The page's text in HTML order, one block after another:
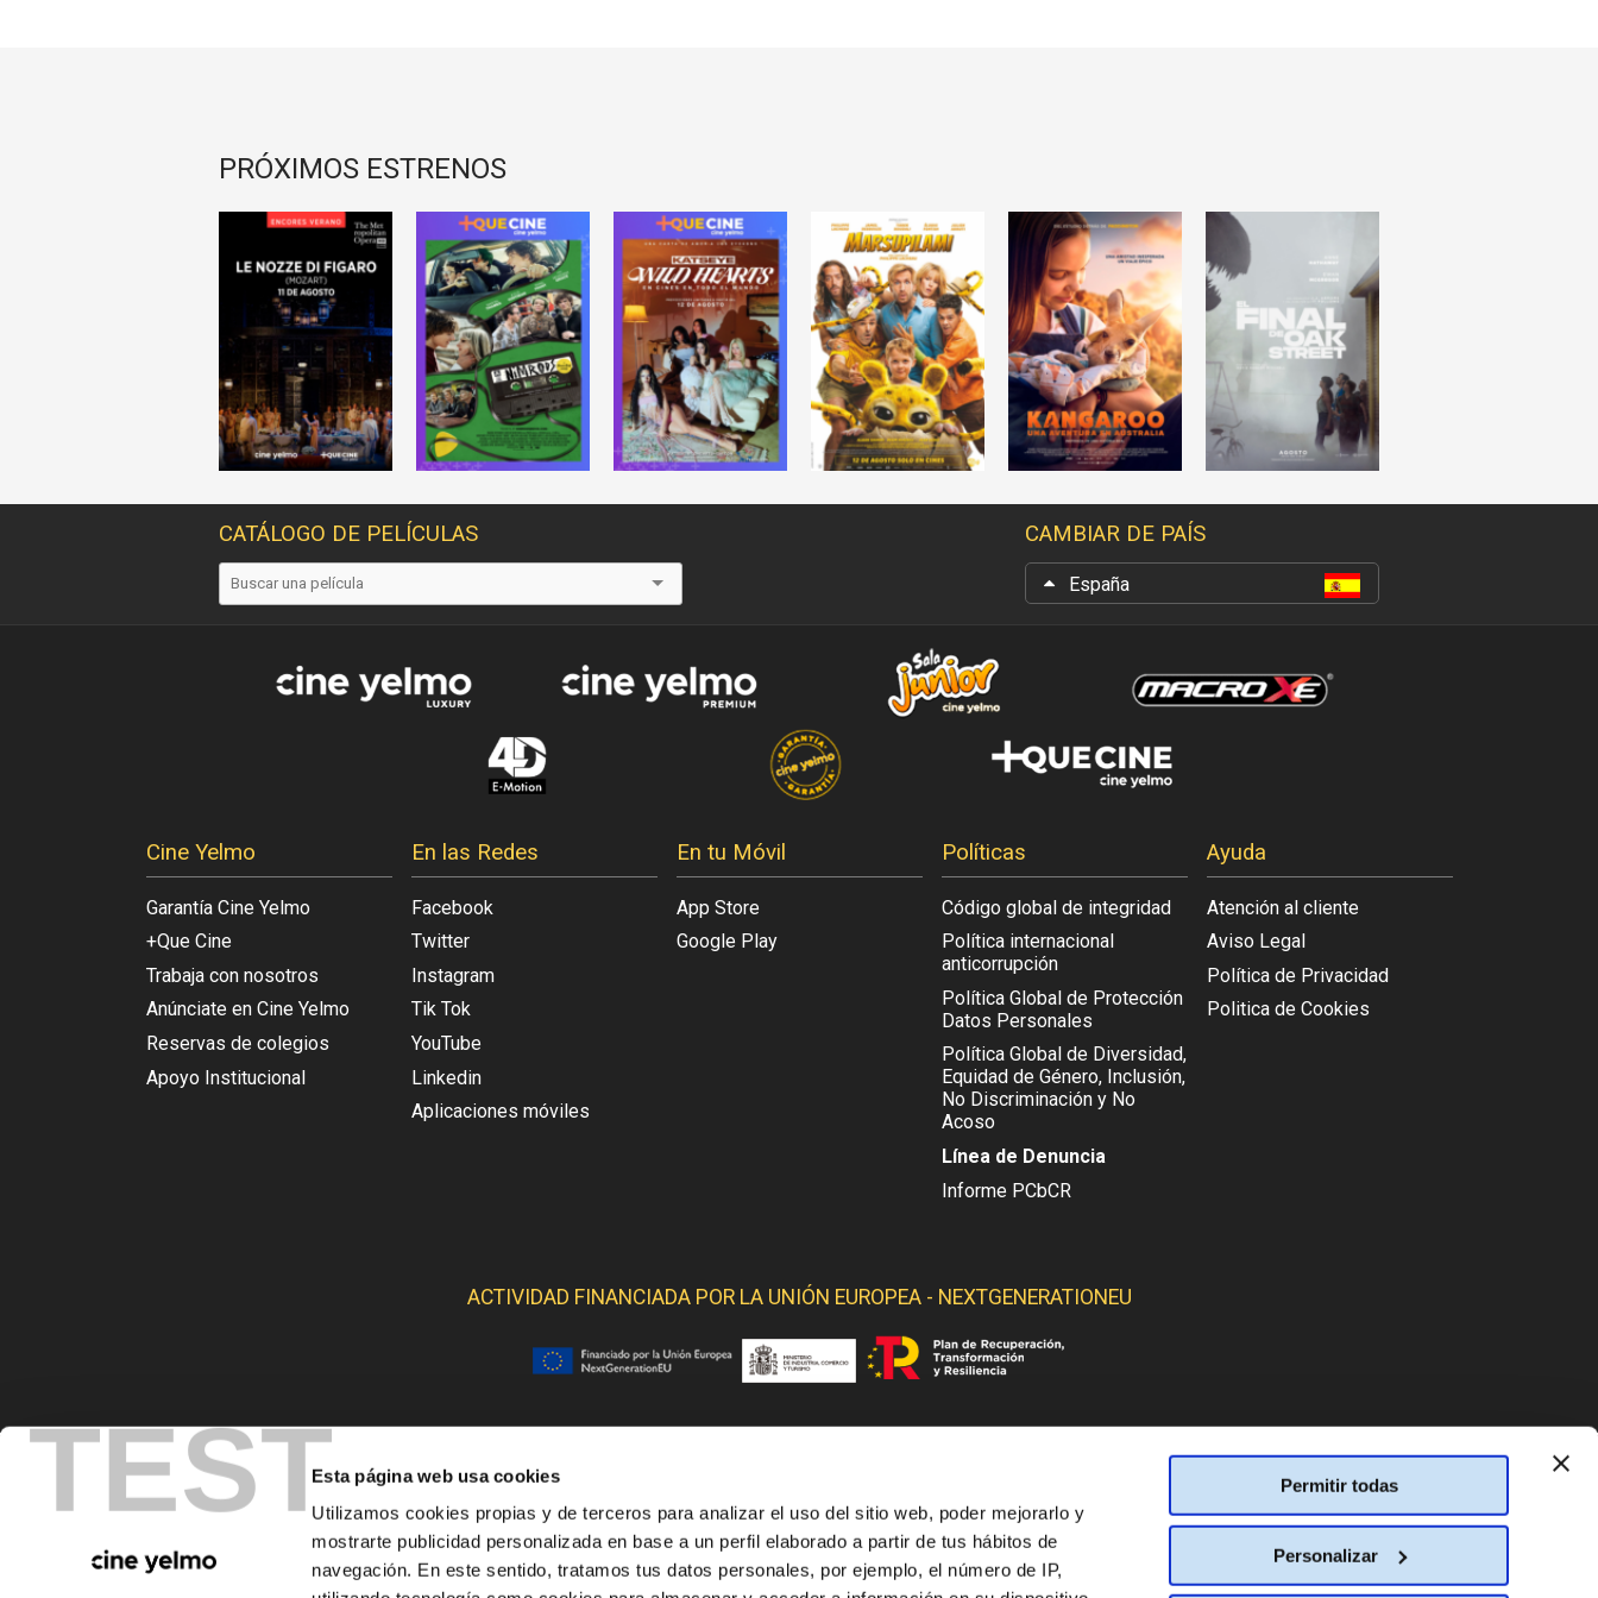
TESTEsta página web usa cookies
Utilizamos cookies propias y de terceros para analizar el uso del sitio web, poder mejorarlo y
mostrarte publicidad personalizada en base a un perfil elaborado a partir de tus hábitos de
navegación. En este sentido, tratamos tus datos personales, por ejemplo, el número de IP,
Permitir todas
Personalizar
PRÓXIMOS ESTRENOS
CATÁLOGO DE PELÍCULAS CAMBIAR DE PAÍS
España
Cine Yelmo
Garantía Cine Yelmo
+Que Cine
Trabaja con nosotros
Anúnciate en Cine Yelmo
Reservas de colegios
Apoyo Institucional
En las Redes
Facebook
Twitter
Instagram
Tik Tok
YouTube
Linkedin
Aplicaciones móviles
En tu Móvil
App Store
Google Play
Políticas
Código global de integridad
Política internacional
anticorrupción
Política Global de Protección
Datos Personales
Política Global de Diversidad,
Equidad de Género, Inclusión,
No Discriminación y No
Acoso
Línea de Denuncia
Informe PCbCR
Ayuda
Atención al cliente
Aviso Legal
Política de Privacidad
Politica de Cookies
ACTIVIDAD FINANCIADA POR LA UNIÓN EUROPEA - NEXTGENERATIONEU
CINE YELMO OBTIENE SOPORTE DE LOS SIGUIENTES ORGANISMOS: